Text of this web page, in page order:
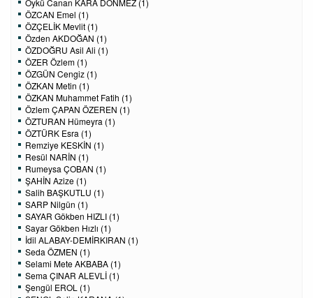
Öykü Canan KARA DÖNMEZ (1)
ÖZCAN Emel (1)
ÖZÇELİK Mevlit (1)
Özden AKDOĞAN (1)
ÖZDOĞRU Asil Ali (1)
ÖZER Özlem (1)
ÖZGÜN Cengiz (1)
ÖZKAN Metin (1)
ÖZKAN Muhammet Fatih (1)
Özlem ÇAPAN ÖZEREN (1)
ÖZTURAN Hümeyra (1)
ÖZTÜRK Esra (1)
Remziye KESKİN (1)
Resül NARİN (1)
Rumeysa ÇOBAN (1)
ŞAHİN Azize (1)
Salih BAŞKUTLU (1)
SARP Nilgün (1)
SAYAR Gökben HIZLI (1)
Sayar Gökben Hızlı (1)
İdil ALABAY-DEMİRKIRAN (1)
Seda ÖZMEN (1)
Selami Mete AKBABA (1)
Sema ÇINAR ALEVLİ (1)
Şengül EROL (1)